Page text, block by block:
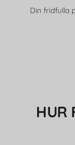
Din fridfulla
HUR